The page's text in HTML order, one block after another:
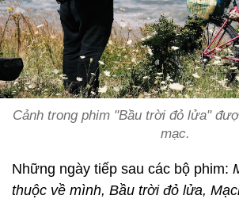
Cảnh trong phim "Bầu trời đỏ lửa"
mạc.
Những ngày tiếp sau các bộ phim:
thuộc về mình, Bầu trời đỏ lửa,